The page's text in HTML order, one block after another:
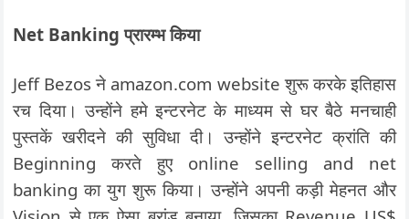
Net Banking प्रारम्भ किया
Jeff Bezos ने amazon.com website शुरू करके इतिहास
रच दिया। उन्होंने हमे इन्टरनेट के माध्यम से घर बैठे मनचाही
पुस्तकें खरीदने की सुविधा दी। उन्होंने इन्टरनेट क्रांति की
Beginning करते हुए online selling and net
banking का युग शुरू किया। उन्होंने अपनी कड़ी मेहनत और